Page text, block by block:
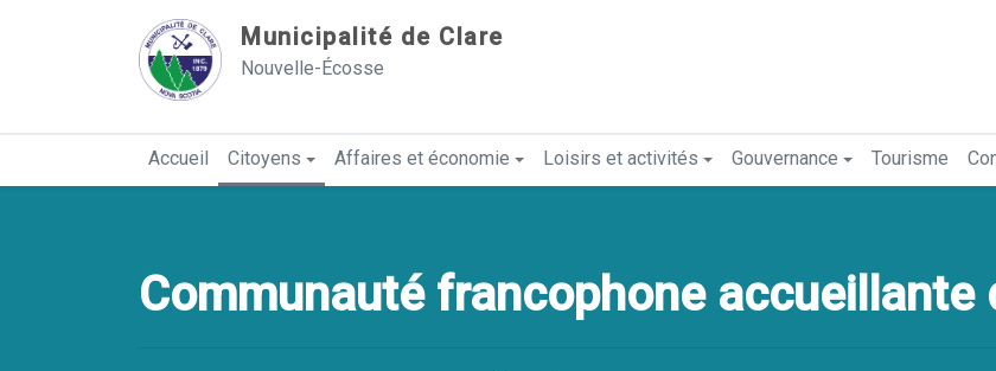
Municipalité de Clare
Nouvelle-Écosse
Accueil Citoyens Affaires et économie Loisirs et activités Gouvernance Tourisme
Communauté francophone accueillante